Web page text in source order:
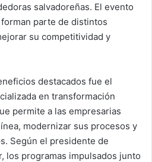
salvadoreñas. El evento
parte de distintos
su competitividad y
destacados fue el
en transformación
permite a las empresarias
modernizar sus procesos y
Según el presidente de
los programas impulsados junto